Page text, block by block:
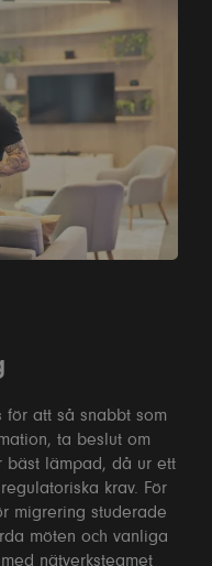
för att så snabbt som
ta beslut om
bäst lämpad, då ur ett
krav. För
migrering studerade
möten och vanliga
nätverksteamet